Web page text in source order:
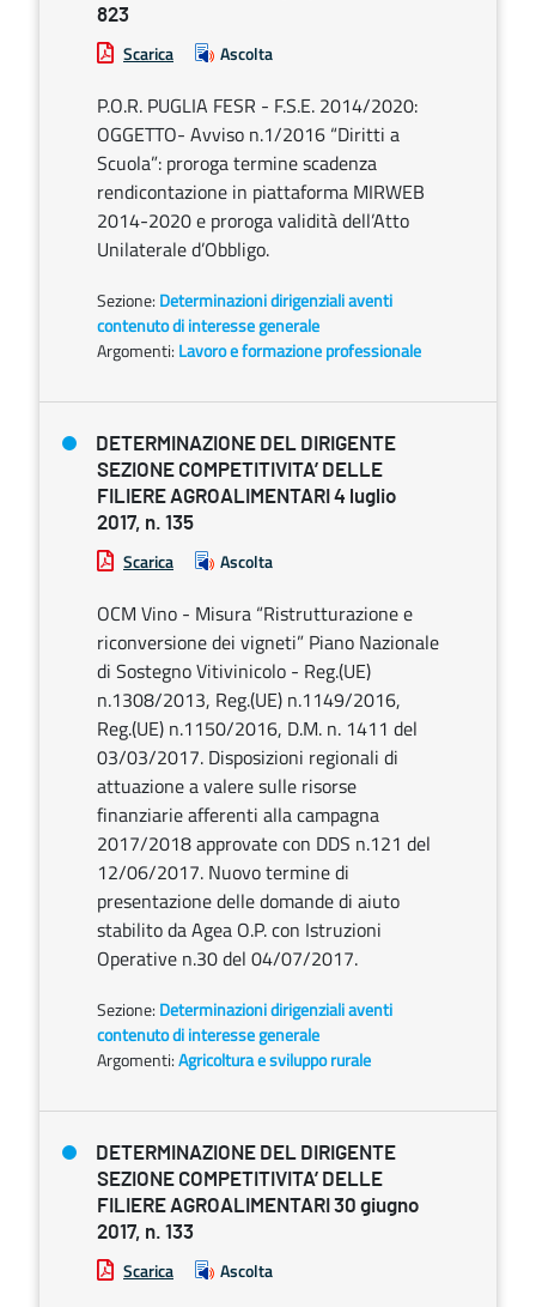
823
Scarica Ascolta
P.O.R. PUGLIA FESR - F.S.E. 2014/2020:
OGGETTO- Avviso n.1/2016 “Diritti a
Scuola”: proroga termine scadenza
rendicontazione in piattaforma MIRWEB
2014-2020 e proroga validità dell’Atto
Unilaterale d’Obbligo.
Sezione: Determinazioni dirigenziali aventi
contenuto di interesse generale
Argomenti: Lavoro e formazione professionale
DETERMINAZIONE DEL DIRIGENTE
SEZIONE COMPETITIVITA’ DELLE
FILIERE AGROALIMENTARI 4 luglio
2017, n. 135
Scarica Ascolta
OCM Vino - Misura “Ristrutturazione e
riconversione dei vigneti” Piano Nazionale
di Sostegno Vitivinicolo - Reg.(UE)
n.1308/2013, Reg.(UE) n.1149/2016,
Reg.(UE) n.1150/2016, D.M. n. 1411 del
03/03/2017. Disposizioni regionali di
attuazione a valere sulle risorse
finanziarie afferenti alla campagna
2017/2018 approvate con DDS n.121 del
12/06/2017. Nuovo termine di
presentazione delle domande di aiuto
stabilito da Agea O.P. con Istruzioni
Operative n.30 del 04/07/2017.
Sezione: Determinazioni dirigenziali aventi
contenuto di interesse generale
Argomenti:Agricoltura e sviluppo rurale
DETERMINAZIONE DEL DIRIGENTE
SEZIONE COMPETITIVITA’ DELLE
FILIERE AGROALIMENTARI 30 giugno
2017, n. 133
Scarica Ascolta